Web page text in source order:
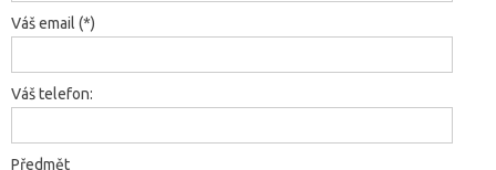
Váš email (*)
Váš telefon:
Předmět